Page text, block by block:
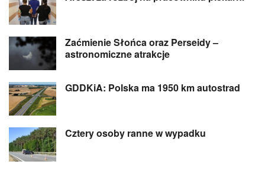
Zaćmienie Słońca oraz Perseidy –
astronomiczne atrakcje
GDDKiA: Polska ma 1950 km autostrad
Cztery osoby ranne w wypadku